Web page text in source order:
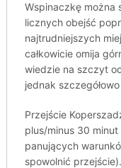
Wspinaczkę można
licznych obejść
najtrudniejszych
całkowicie omija
wiedzie na szczyt
jednak szczegółowo
Przejście
plus/minus 30
panujących
spowolnić